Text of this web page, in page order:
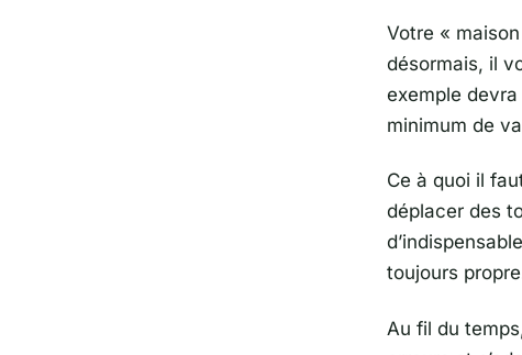
Votre «
désormais, il
exemple
minimum de
Ce à quoi il
déplacer des
toujours
Au fil du